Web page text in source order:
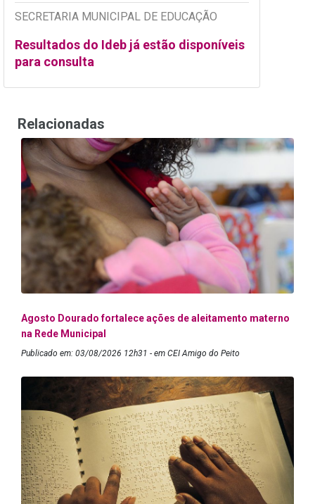
SECRETARIA MUNICIPAL DE EDUCAÇÃO
Resultados do Ideb já estão disponíveis
para consulta
Relacionadas
Agosto Dourado fortalece ações de aleitamento materno
na Rede Municipal
Publicado em: 03/08/2026 12h31 - em CEI Amigo do Peito